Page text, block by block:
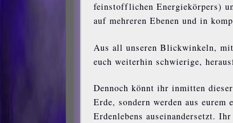
feinstofflichen Energiekörpers)
auf mehreren Ebenen und in
Aus all unseren Blickwinkeln, mit
euch weiterhin schwierige,
Dennoch könnt ihr inmitten
Erde, sondern werden aus eurem
Erdenlebens auseinandersetzt.